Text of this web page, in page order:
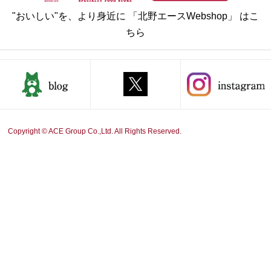
"おいしい"を、より身近に 「北野エースWebshop」 はこ
ちら
Copyright © ACE Group Co.,Ltd. All Rights Reserved.